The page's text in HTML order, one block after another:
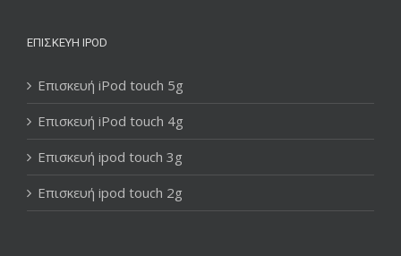
ΕΠΙΣΚΕΥΉ IPOD
Επισκευή iPod touch 5g
Επισκευή iPod touch 4g
Επισκευή ipod touch 3g
Επισκευή ipod touch 2g